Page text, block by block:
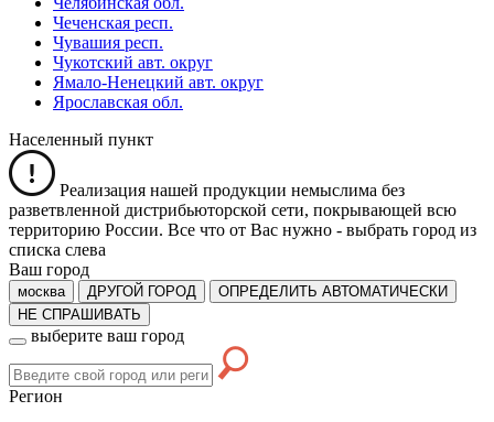
Чеченская респ.
Чувашия респ.
Чукотский авт. округ
Ямало-Ненецкий авт. округ
Ярославская обл.
Населенный пункт
Реализация нашей продукции немыслима без
разветвленной дистрибьюторской сети, покрывающей всю
территорию России. Все что от Вас нужно - выбрать город из
списка слева
Ваш город
москва ДРУГОЙ ГОРОД
ОПРЕДЕЛИТЬ АВТОМАТИЧЕСКИ
НЕ СПРАШИВАТЬ
выберите ваш город
Регион